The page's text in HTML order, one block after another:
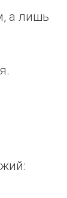
а лишь